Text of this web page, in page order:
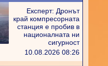
Експерт: Дронът
край компресорната
станция е пробив в
националната ни
сигурност
10.08.2026 08:26